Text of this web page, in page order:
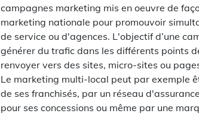
campagnes marketing mis en oeuvre de
marketing nationale pour promouvoir
de service ou d'agences. L'objectif d’une
générer du trafic dans les différents points
renvoyer vers des sites, micro-sites ou
Le marketing multi-local peut par exemple
de ses franchisés, par un réseau
pour ses concessions ou même par une